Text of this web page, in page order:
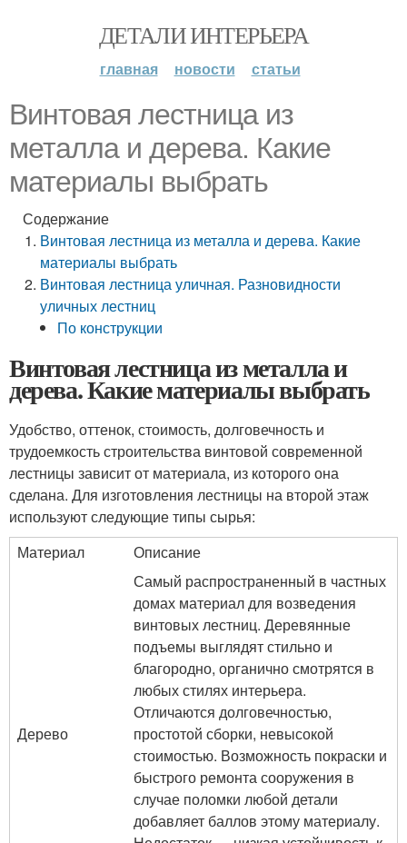
ДЕТАЛИ ИНТЕРЬЕРА
главная новости статьи
Винтовая лестница из
металла и дерева. Какие
материалы выбрать
Содержание
Винтовая лестница из металла и дерева. Какие
материалы выбрать
Винтовая лестница уличная. Разновидности
уличных лестниц
По конструкции
Винтовая лестница из металла и
дерева. Какие материалы выбрать
Удобство, оттенок, стоимость, долговечность и
трудоемкость строительства винтовой современной
лестницы зависит от материала, из которого она
сделана. Для изготовления лестницы на второй этаж
используют следующие типы сырья:
Материал
Описание
Дерево
Самый распространенный в частных
домах материал для возведения
винтовых лестниц. Деревянные
подъемы выглядят стильно и
благородно, органично смотрятся в
любых стилях интерьера.
Отличаются долговечностью,
простотой сборки, невысокой
стоимостью. Возможность покраски и
быстрого ремонта сооружения в
случае поломки любой детали
добавляет баллов этому материалу.